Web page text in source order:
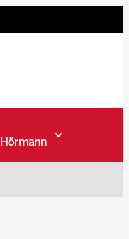
Hörmann